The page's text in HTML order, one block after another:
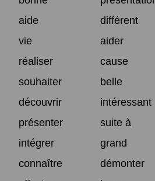
aide
différent
vie
aider
réaliser
cause
souhaiter
belle
découvrir
intéressant
présenter
suite à
intégrer
grand
connaître
démonter